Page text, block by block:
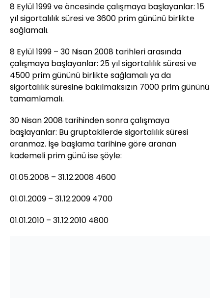
8 Eylül 1999 ve öncesinde çalışmaya başlayanlar: 15
yıl sigortalılık süresi ve 3600 prim gününü birlikte
sağlamalı.
8 Eylül 1999 – 30 Nisan 2008 tarihleri arasında
çalışmaya başlayanlar: 25 yıl sigortalılık süresi ve
4500 prim gününü birlikte sağlamalı ya da
sigortalılık süresine bakılmaksızın 7000 prim gününü
tamamlamalı.
30 Nisan 2008 tarihinden sonra çalışmaya
başlayanlar: Bu gruptakilerde sigortalılık süresi
aranmaz. İşe başlama tarihine göre aranan
kademeli prim günü ise şöyle:
01.05.2008 – 31.12.2008 4600
01.01.2009 – 31.12.2009 4700
01.01.2010 – 31.12.2010 4800